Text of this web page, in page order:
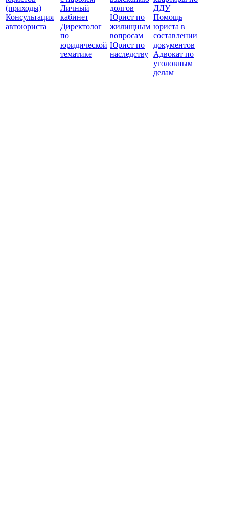
(приходы)
Консультация
автоюриста
Личный
кабинет
Директолог
по
юридической
тематике
долгов
Юрист по
жилищным
вопросам
Юрист по
наследству
ДДУ
Помощь
юриста в
составлении
документов
Адвокат по
уголовным
делам